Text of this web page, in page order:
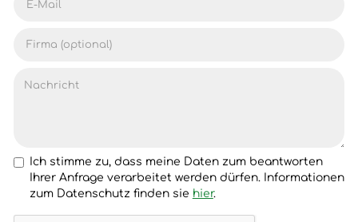
Ich stimme zu, dass meine Daten zum beantworten
Ihrer Anfrage verarbeitet werden dürfen. Informationen
zum Datenschutz finden sie hier.